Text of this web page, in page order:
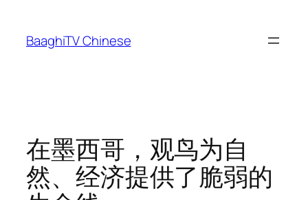
content
BaaghiTV Chinese
在墨西哥，观鸟为自
然、经济提供了脆弱的